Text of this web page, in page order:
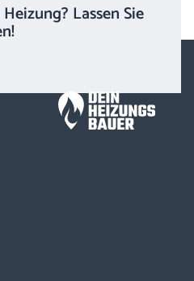
Lassen Sie